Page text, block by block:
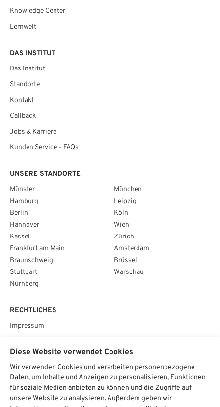
Knowledge Center
Lernwelt
DAS INSTITUT
Das Institut
Standorte
Kontakt
Callback
Jobs & Karriere
Kunden Service – FAQs
RECHTLICHES
Impressum
AGB
Cookie­einstellungen
UNSERE STANDORTE
Münster
Hamburg
Berlin
Hannover
Kassel
Frankfurt am Main
Braunschweig
Stuttgart
Nürnberg
München
Leipzig
Köln
Wien
Zürich
Amsterdam
Brüssel
Warschau
SOCIAL
Diese Website verwendet Cookies
Wir verwenden Cookies und verarbeiten personenbezogene
Daten, um Inhalte und Anzeigen zu personalisieren, Funktionen
für soziale Medien anbieten zu können und die Zugriffe auf
unsere Website zu analysieren. Außerdem geben wir